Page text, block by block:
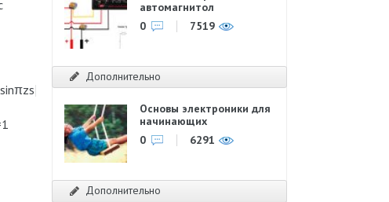
автомагнитол
0
7519
Дополнительно
Основы электроники для
начинающих
0
6291
Дополнительно